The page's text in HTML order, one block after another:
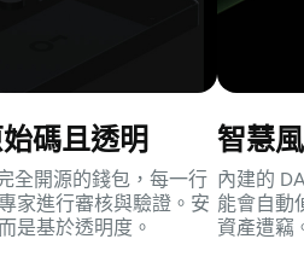
碼且透明
全開源的錢包，每一行
家進行審核與驗證。安
是基於透明度。
智慧
內建的
能會自動
資產遭竊